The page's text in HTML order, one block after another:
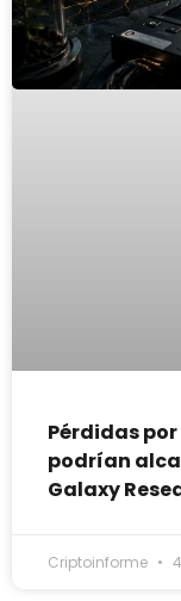
Pérdidas
podrían
Galaxy
Criptoinforme